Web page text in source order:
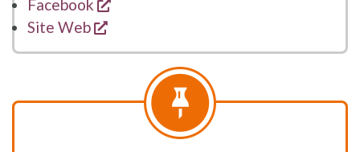
Facebook
opent een nieuw venster
Site Web
opent een nieuw venster